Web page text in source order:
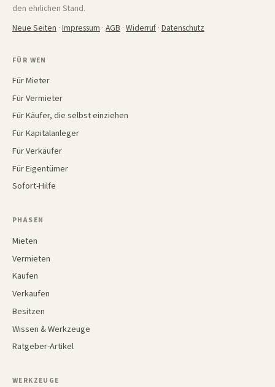
den ehrlichen Stand.
Neue Seiten · Impressum · AGB · Widerruf · Datenschutz
FÜR WEN
Für Mieter
Für Vermieter
Für Käufer, die selbst einziehen
Für Kapitalanleger
Für Verkäufer
Für Eigentümer
Sofort-Hilfe
PHASEN
Mieten
Vermieten
Kaufen
Verkaufen
Besitzen
Wissen & Werkzeuge
Ratgeber-Artikel
WERKZEUGE